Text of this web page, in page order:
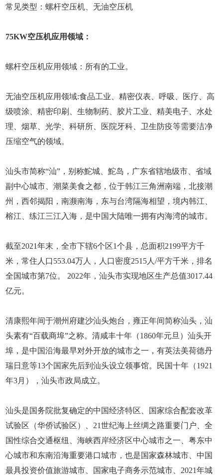
常见类型：螺杆空压机、无油空压机
75KW空压机应用领域：
螺杆空压机应用领域：所有的工业。
无油空压机应用领域:食品工业、精密仪表、呼吸、医疗、高
级喷涂、精密印刷、生物制药、胶片工业、精美电子、水处
理、烟草、光学、科研所、医院牙科、卫生防疫等需要洁净
压缩空气的领域。
汕头市简称“汕”，别称鮀城、鮀岛，广东省辖地级市、省域
副中心城市、潮菜美食之都，位于韩江三角洲南端，北接潮
州，西邻揭阳，南濒南海，东与台湾隔海相望，境内韩江、
榕江、练江三江入海，是中国大陆唯一拥有内海湾的城市。
截至2021年末，全市下辖6个区1个县，总面积2199平方千
米，常住人口553.04万人，人口密度2515人/平方千米，排名
全国城市第7位。 2022年，汕头市实现地区生产总值3017.44
亿元。
清康熙年间于潮州府建沙汕头炮台，雍正年间简称汕头，汕
头素有“百载商埠”之称。清咸丰十年（1860年元旦）汕头开
埠，是中国沿海最早对外开放的城市之一，有英法美荷德丹
瑞日意等13个国家先后到汕头设立领事馆。民国十年（1921
年3月），汕头市政局成立。
汕头是国务院批复确定的中国经济特区、国家综合配套改革
试验区（华侨试验区）、21世纪海上丝绸之路重要门户、全
国性综合交通枢纽、海峡西岸经济区中心城市之一、粤东中
心城市和东南沿海重要港口城市，也是国家森林城市、中国
最具投资价值旅游城市、国家电子商务示范城市、2021年城